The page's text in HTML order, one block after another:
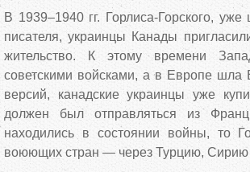
В 1939–1940 гг. Горлиса-Горского,
писателя, украинцы Канады
жительство. К этому времени
советскими войсками, а в Европе шла
версий, канадские украинцы уже
должен был отправляться из
находились в состоянии войны, то
воюющих стран — через Турцию,